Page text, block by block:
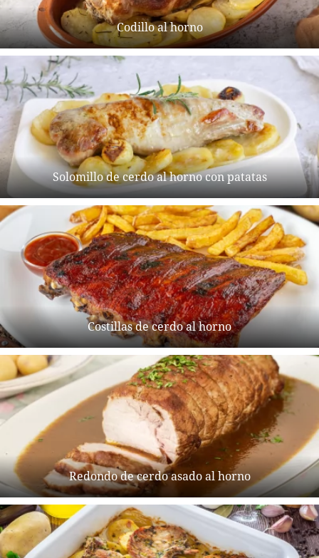
Codillo al horno
Solomillo de cerdo al horno con patatas
Costillas de cerdo al horno
Redondo de cerdo asado al horno